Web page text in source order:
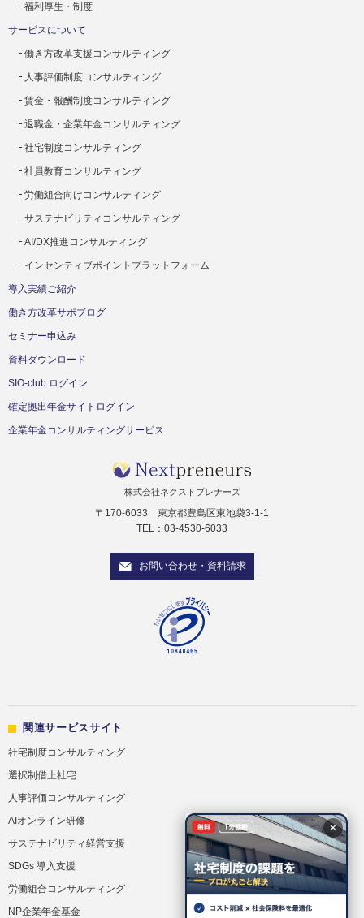
福利厚生・制度
サービスについて
働き方改革支援コンサルティング
人事評価制度コンサルティング
賃金・報酬制度コンサルティング
退職金・企業年金コンサルティング
社宅制度コンサルティング
社員教育コンサルティング
労働組合向けコンサルティング
サステナビリティコンサルティング
AI/DX推進コンサルティング
インセンティブポイントプラットフォーム
導入実績ご紹介
働き方改革サポブログ
セミナー申込み
資料ダウンロード
SIO-club ログイン
確定拠出年金サイトログイン
企業年金コンサルティングサービス
株式会社ネクストプレナーズ
〒170-6033 東京都豊島区東池袋3-1-1
TEL：03-4530-6033
お問い合わせ・資料請求
関連サービスサイト
社宅制度コンサルティング
選択制借上社宅
人事評価コンサルティング
AIオンライン研修
サステナビリティ経営支援
SDGs 導入支援
労働組合コンサルティング
NP企業年金基金
✕